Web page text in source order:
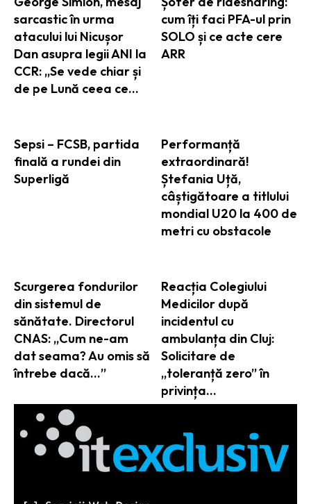
sarcastic în urma
atacului lui Nicușor
Dan asupra legii ANI la
CCR: „Se vede chiar și
de pe Lună ceea ce…
cum îți faci PFA-ul prin
SOLO și ce acte cere
ARR
Sepsi – FCSB, partida
finală a rundei din
Superligă
Performanță
extraordinară!
Ștefania Uță,
câștigătoare a titlului
mondial U20 la 400 de
metri cu obstacole
Scurgerea fondurilor
din sistemul de
sănătate. Directorul
CNAS: „Cum ne-am
dat seama? Au omis să
întrebe dacă…”
Reacția Colegiului
Medicilor după
incidentul cu
ambulanța din Cluj:
Solicitare de
„toleranță zero” în
privința…